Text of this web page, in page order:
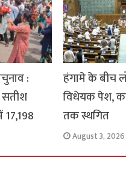
:
सतीश
हंगामे के बीच
विधेयक पेश,
तक स्थगित
August 3, 2026